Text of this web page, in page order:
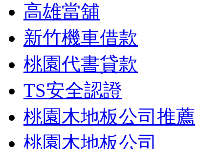
高雄當舖
新竹機車借款
桃園代書貸款
TS安全認證
桃園木地板公司推薦
桃園木地板公司